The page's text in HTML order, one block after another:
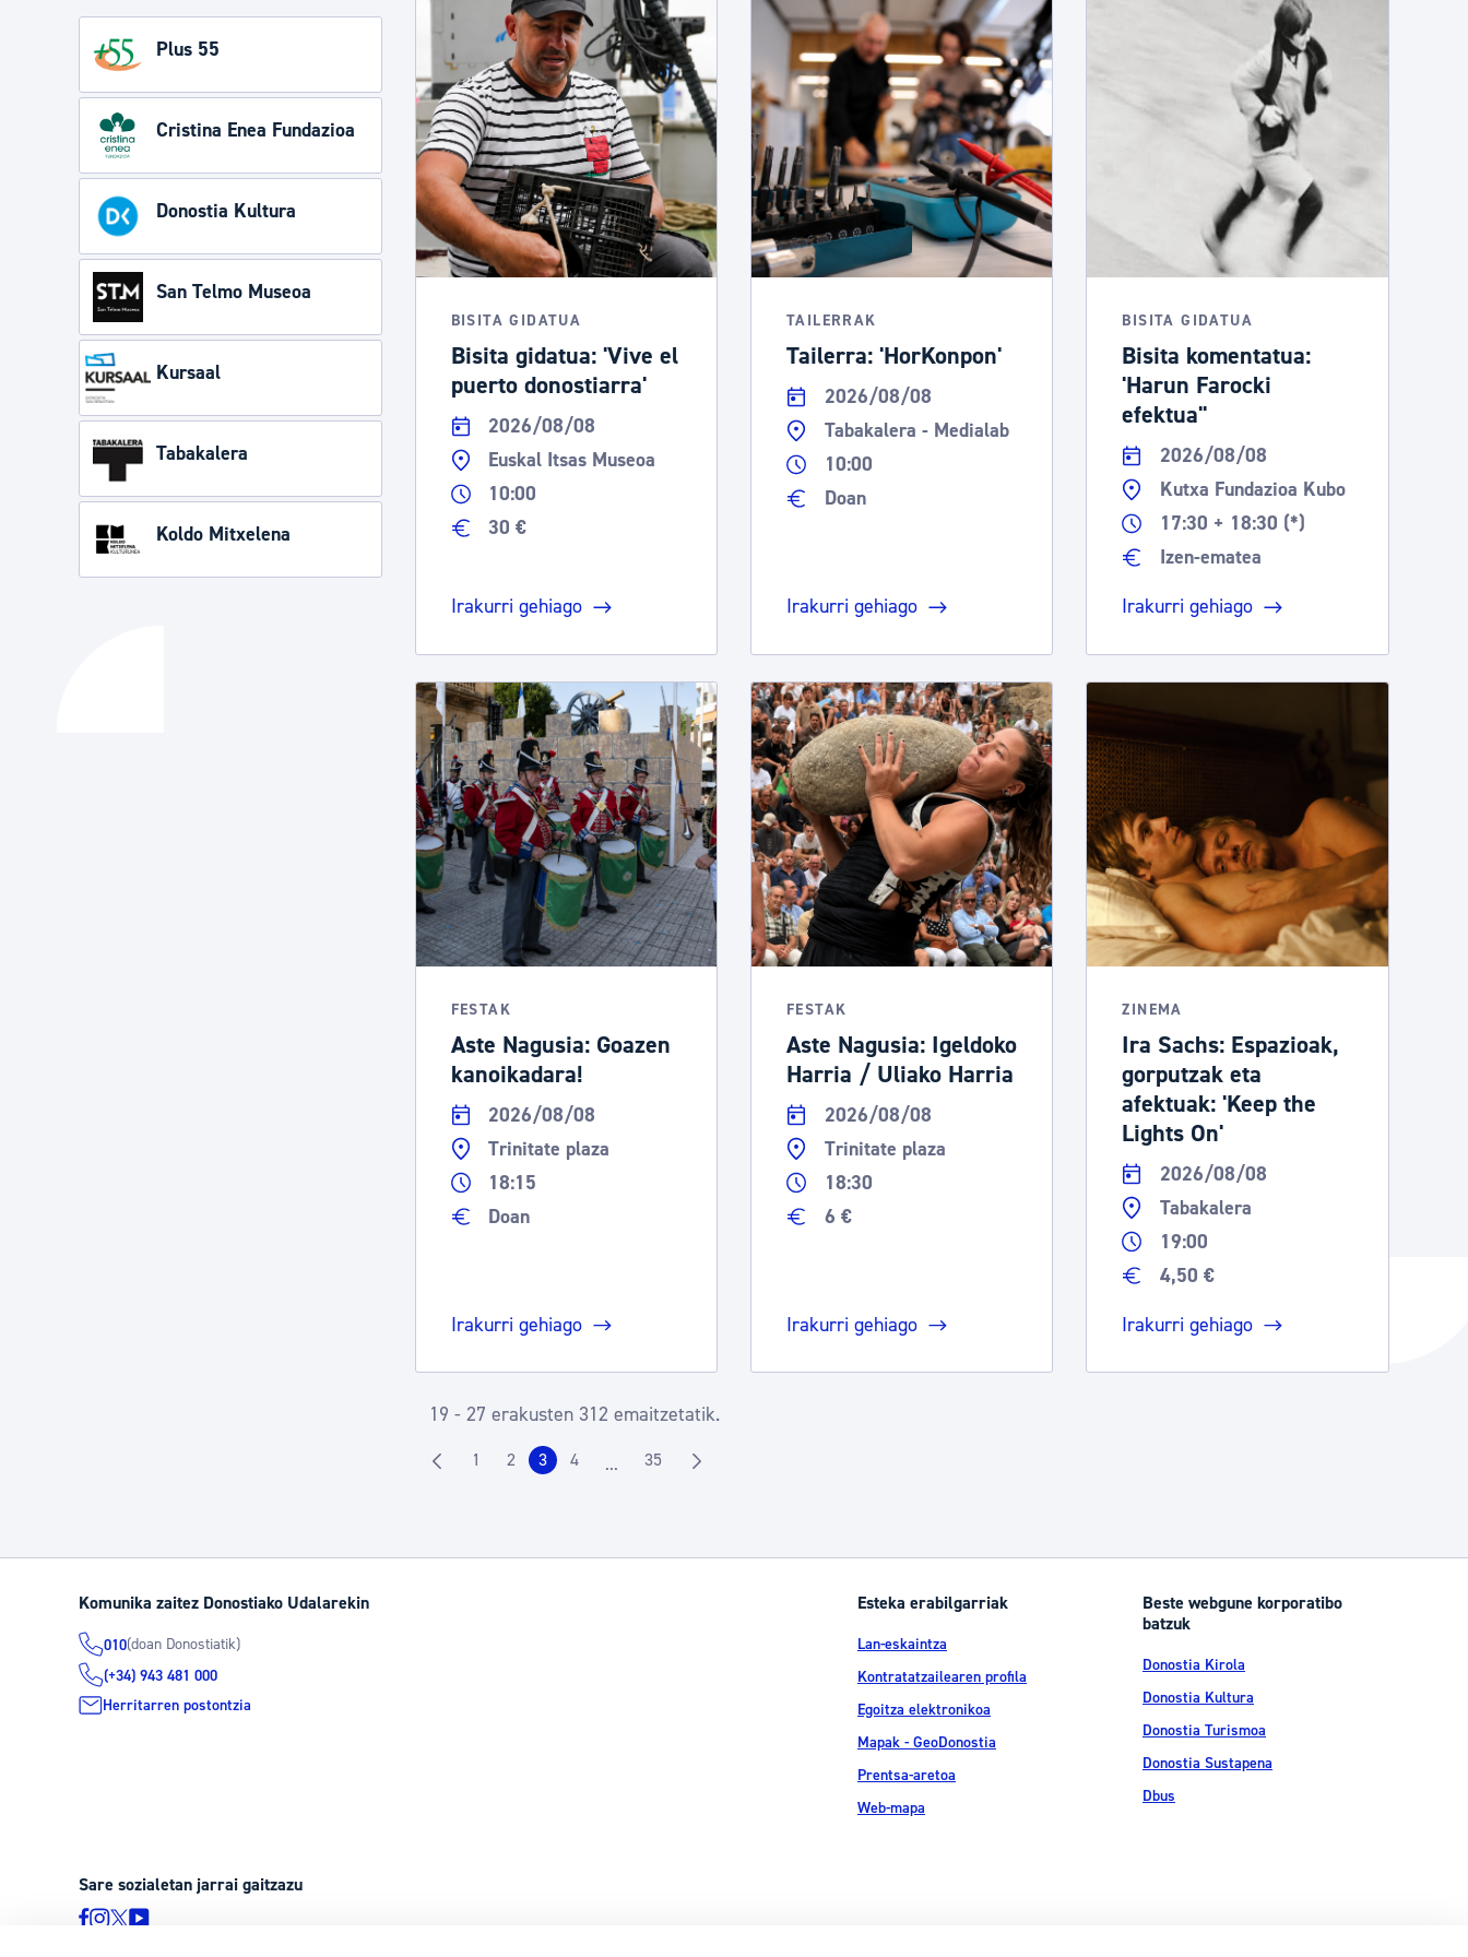
Plus 55
Cristina Enea Fundazioa
Donostia Kultura
San Telmo Museoa
Kursaal
Tabakalera
Koldo Mitxelena
BISITA GIDATUA
Bisita gidatua: 'Vive el
puerto donostiarra'
2026/08/08
Euskal Itsas Museoa
10:00
30 €
Irakurri gehiago
TAILERRAK
Tailerra: 'HorKonpon'
2026/08/08
Tabakalera - Medialab
10:00
Doan
Irakurri gehiago
BISITA GIDATUA
Bisita komentatua:
'Harun Farocki
efektua''
2026/08/08
Kutxa Fundazioa Kubo
17:30 + 18:30 (*)
Izen-ematea
Irakurri gehiago
FESTAK
Aste Nagusia: Goazen
kanoikadara!
2026/08/08
Trinitate plaza
18:15
Doan
Irakurri gehiago
FESTAK
Aste Nagusia: Igeldoko
Harria / Uliako Harria
2026/08/08
Trinitate plaza
18:30
6 €
Irakurri gehiago
ZINEMA
Ira Sachs: Espazioak,
gorputzak eta
afektuak: 'Keep the
Lights On'
2026/08/08
Tabakalera
19:00
4,50 €
Irakurri gehiago
19 - 27 erakusten 312 emaitzetatik.
Orrialdea
1 Orrialdea
2 Orrialdea
3 Orrialdea
4 ...Intermediate Pages Use TAB to navigate.
Orrialdea
35
Komunika zaitez Donostiako Udalarekin
010(doan Donostiatik)
(+34) 943 481 000
Herritarren postontzia
Esteka erabilgarriak
Lan-eskaintza
Kontratatzailearen profila
Egoitza elektronikoa
Mapak - GeoDonostia
Prentsa-aretoa
Web-mapa
Beste webgune korporatibo
batzuk
Donostia Kirola
Donostia Kultura
Donostia Turismoa
Donostia Sustapena
Dbus
Sare sozialetan jarrai gaitzazu